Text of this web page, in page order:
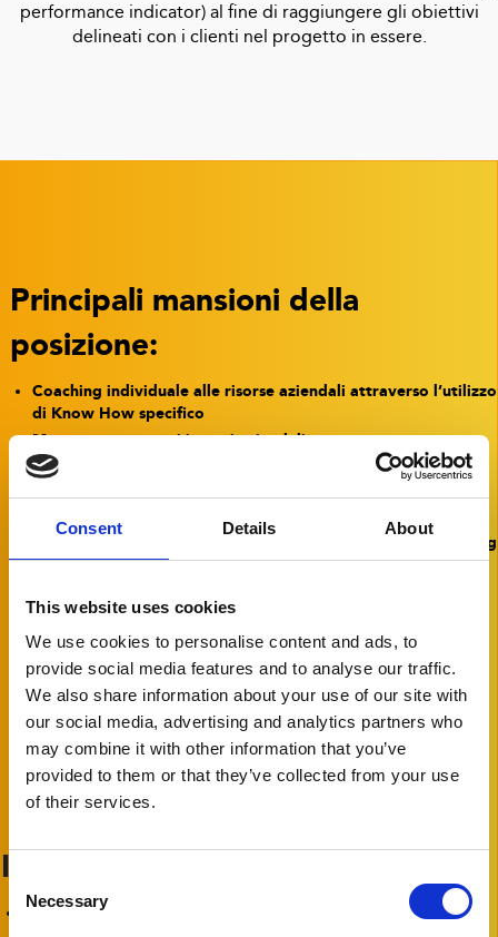
Consent Details About
This website uses cookies
We use cookies to personalise content and ads, to
provide social media features and to analyse our traffic.
We also share information about your use of our site with
our social media, advertising and analytics partners who
may combine it with other information that you’ve
provided to them or that they’ve collected from your use
of their services.
Consent
Selection
Necessary
performance indicator) al fine di raggiungere gli obiettivi
delineati con i clienti nel progetto in essere.
Principali mansioni della
posizione:
Coaching individuale alle risorse aziendali attraverso l’utilizzo
di Know How specifico
Mappatura processi interni aziendali
Creazione mansionari e manuali operativi per l’espansione
Creazione ed implementazione strategia al fine raggiungere
obiettivi delineati nel progetto
Candidati ora
Il candidato ideale:
E’ laureato in economia e commercio o Ing. Gestionale